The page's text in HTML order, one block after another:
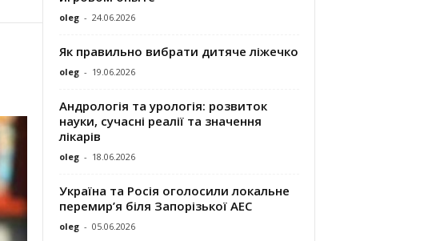
oleg - 24.06.2026
Як правильно вибрати дитяче ліжечко
oleg - 19.06.2026
Андрологія та урологія: розвиток
науки, сучасні реалії та значення
лікарів
oleg - 18.06.2026
Україна та Росія оголосили локальне
перемир’я біля Запорізької АЕС
oleg - 05.06.2026